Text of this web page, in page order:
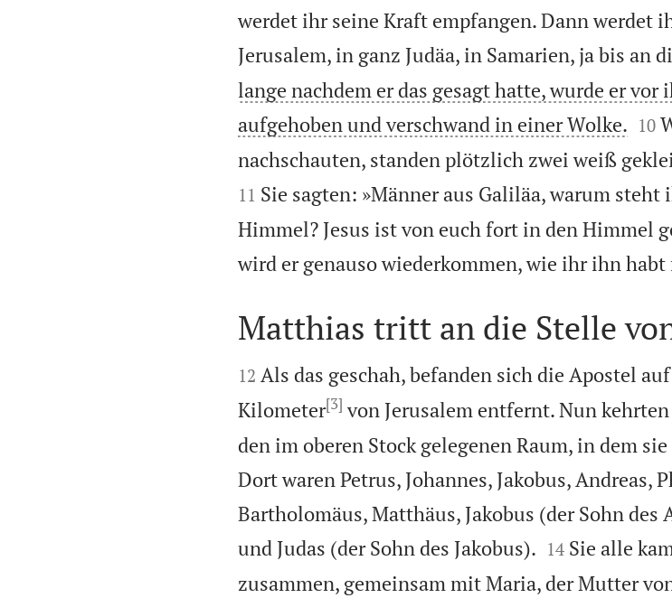
werdet ihr seine Kraft empfangen. Dann werdet
Jerusalem, in ganz Judäa, in Samarien, ja bis an
lange nachdem er das gesagt hatte, wurde er
aufgehoben und verschwand in einer Wolke.
10
nachschauten, standen plötzlich zwei weiß
11 Sie sagten: »Männer aus Galiläa, warum
Himmel? Jesus ist von euch fort in den Himmel
wird er genauso wiederkommen, wie ihr ihn habt

Matthias tritt an die Stelle

12 Als das geschah, befanden sich die Apostel
Kilometer[3] von Jerusalem entfernt. Nun
den im oberen Stock gelegenen Raum, in dem
Dort waren Petrus, Johannes, Jakobus, Andreas,
Bartholomäus, Matthäus, Jakobus (der Sohn des
und Judas (der Sohn des Jakobus).
14 Sie alle
zusammen, gemeinsam mit Maria, der Mutter